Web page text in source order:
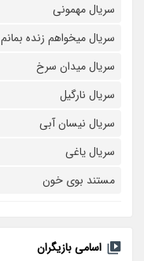
سریال مهمونی
سریال میخواهم زنده بمانم
سریال میدان سرخ
سریال نارگیل
سریال نیسان آبی
سریال یاغی
مستند بوی خون
اسامی بازیگران